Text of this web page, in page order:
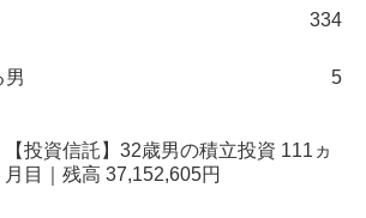
334
男 5
【投資信託】32歳男の積立投資 111ヵ
月目｜残高 37,152,605円